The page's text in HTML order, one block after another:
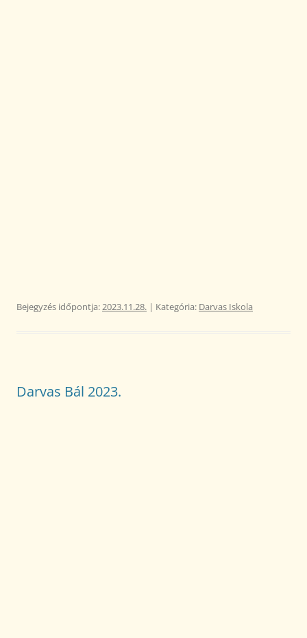
Bejegyzés időpontja:2023.11.28. | Kategória: Darvas Iskola
Darvas Bál 2023.